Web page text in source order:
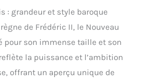
: grandeur et style baroque
de Frédéric II, le Nouveau
pour son immense taille et son
la puissance et l’ambition
offrant un aperçu unique de